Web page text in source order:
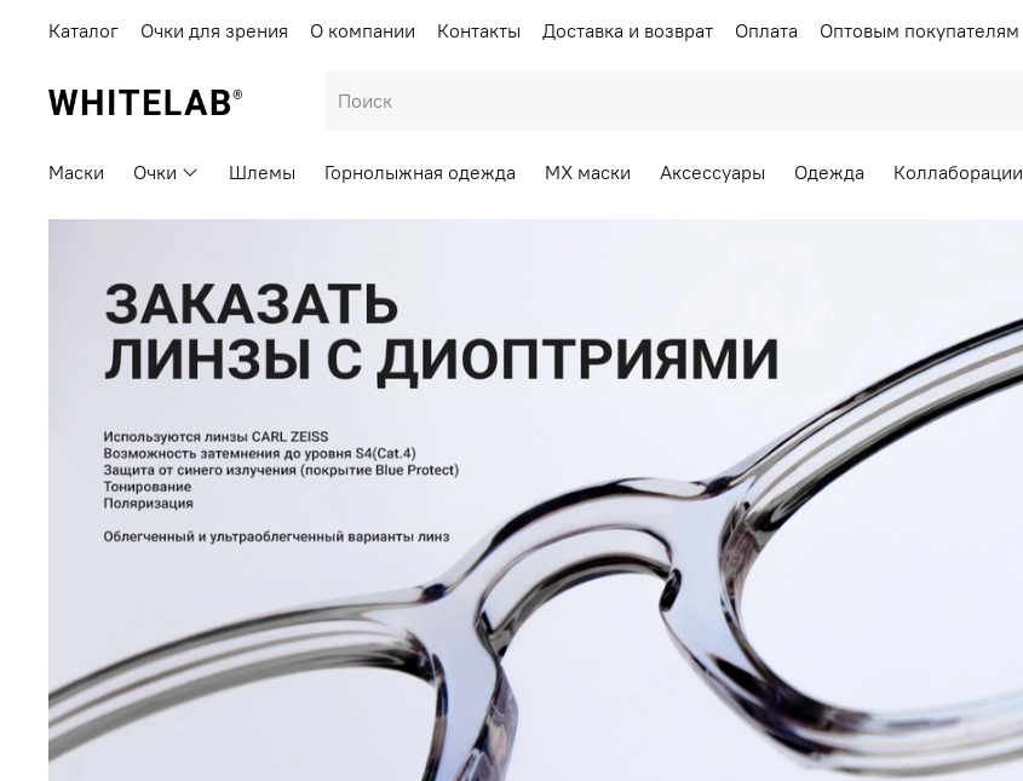
Каталог Очки для зрения О компании Контакты Доставка и возврат Оплата Оптовым покупателям
Маски Очки Шлемы Горнолыжная одежда MX маски Аксессуары Одежда Коллаборации